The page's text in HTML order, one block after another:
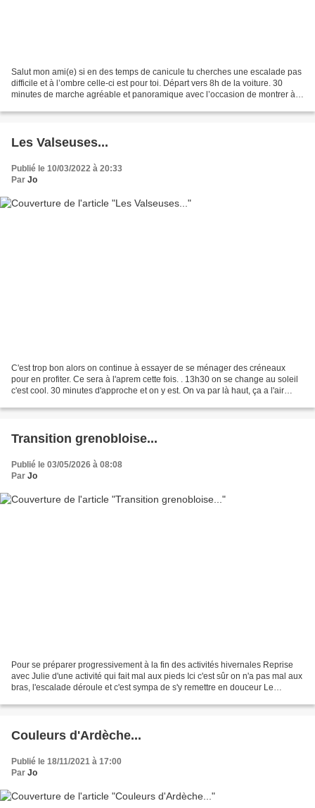
Salut mon ami(e) si en des temps de canicule tu cherches une escalade pas
difficile et à l’ombre celle-ci est pour toi. Départ vers 8h de la voiture. 30
minutes de marche agréable et panoramique avec l’occasion de montrer à
Les Valseuses...
Publié le 10/03/2022 à 20:33
Par Jo
C'est trop bon alors on continue à essayer de se ménager des créneaux
pour en profiter. Ce sera à l'aprem cette fois. . 13h30 on se change au soleil
c'est cool. 30 minutes d'approche et on y est. On va par là haut, ça a l'air
Transition grenobloise...
Publié le 03/05/2026 à 08:08
Par Jo
Pour se préparer progressivement à la fin des activités hivernales Reprise
avec Julie d'une activité qui fait mal aux pieds Ici c'est sûr on n'a pas mal aux
bras, l'escalade déroule et c'est sympa de s'y remettre en douceur Le
Couleurs d'Ardèche...
Publié le 18/11/2021 à 17:00
Par Jo